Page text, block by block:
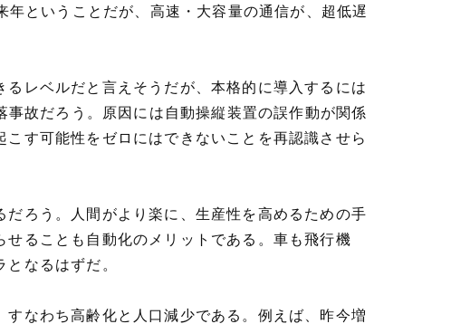
ということだが、高速・大容量の通信が、超低遅
レベルだと言えそうだが、本格的に導入するには
故だろう。原因には自動操縦装置の誤作動が関係
す可能性をゼロにはできないことを再認識させら
ろう。人間がより楽に、生産性を高めるための手
ることも自動化のメリットである。車も飛行機
なるはずだ。
なわち高齢化と人口減少である。例えば、昨今増